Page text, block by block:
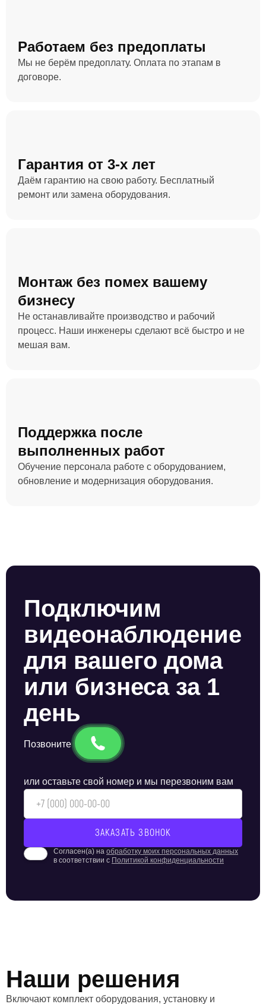
Работаем без предоплаты
Мы не берём предоплату. Оплата по этапам в
договоре.
Гарантия от 3-х лет
Даём гарантию на свою работу. Бесплатный
ремонт или замена оборудования.
Монтаж без помех вашему
бизнесу
Не останавливайте производство и рабочий
процесс. Наши инженеры сделают всё быстро и не
мешая вам.
Поддержка после
выполненных работ
Обучение персонала работе с оборудованием,
обновление и модернизация оборудования.
Подключим
видеонаблюдение
для вашего дома
или бизнеса за 1
день
Позвоните
или оставьте свой номер и мы перезвоним вам
Согласен(а) на обработку моих персональных данных
в соответствии с Политикой конфиденциальности
Наши решения
Включают комплект оборудования, установку и